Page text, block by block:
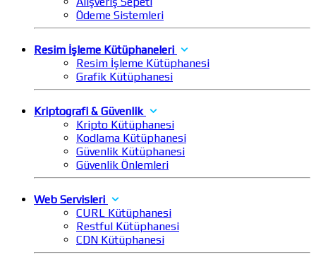
Ödeme Sistemleri
Resim İşleme Kütüphaneleri
Resim İşleme Kütüphanesi
Grafik Kütüphanesi
Kriptografi & Güvenlik
Kripto Kütüphanesi
Kodlama Kütüphanesi
Güvenlik Kütüphanesi
Güvenlik Önlemleri
Web Servisleri
CURL Kütüphanesi
Restful Kütüphanesi
CDN Kütüphanesi